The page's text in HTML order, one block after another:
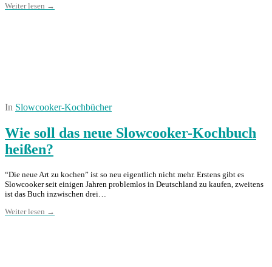
Weiter lesen →
In Slowcooker-Kochbücher
Wie soll das neue Slowcooker-Kochbuch
heißen?
“Die neue Art zu kochen” ist so neu eigentlich nicht mehr. Erstens gibt es
Slowcooker seit einigen Jahren problemlos in Deutschland zu kaufen, zweitens
ist das Buch inzwischen drei…
Weiter lesen →